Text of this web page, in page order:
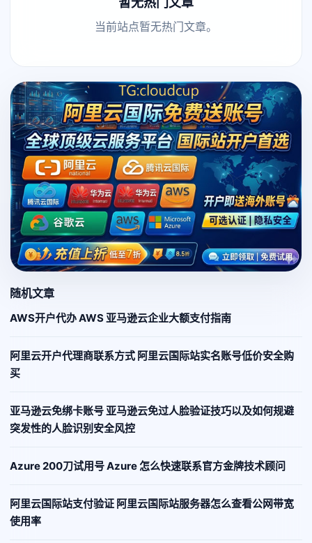
当前站点暂无热门文章。
随机文章
AWS开户代办 AWS 亚马逊云企业大额支付指南
阿里云开户代理商联系方式 阿里云国际站实名账号低价安全购
买
亚马逊云免绑卡账号 亚马逊云免过人脸验证技巧以及如何规避
突发性的人脸识别安全风控
Azure 200刀试用号 Azure 怎么快速联系官方金牌技术顾问
阿里云国际站支付验证 阿里云国际站服务器怎么查看公网带宽
使用率